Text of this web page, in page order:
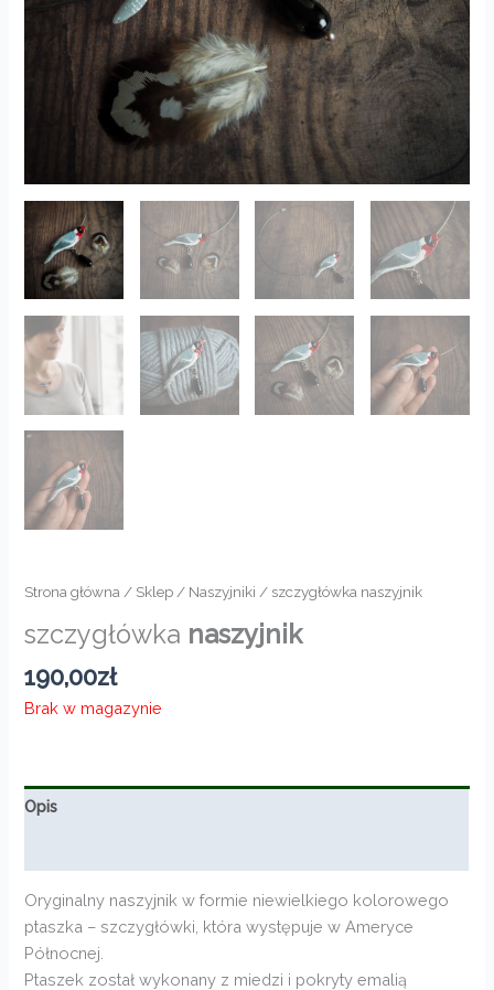
Strona główna / Sklep / Naszyjniki / szczygłówka naszyjnik
szczygłówka naszyjnik
190,00zł
Brak w magazynie
Opis
Oryginalny naszyjnik w formie niewielkiego kolorowego
ptaszka – szczygłówki, która występuje w Ameryce
Północnej.
Ptaszek został wykonany z miedzi i pokryty emalią